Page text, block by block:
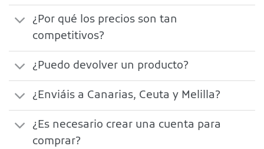
¿Por qué los precios son tan
competitivos?
¿Puedo devolver un producto?
¿Enviáis a Canarias, Ceuta y Melilla?
¿Es necesario crear una cuenta para
comprar?